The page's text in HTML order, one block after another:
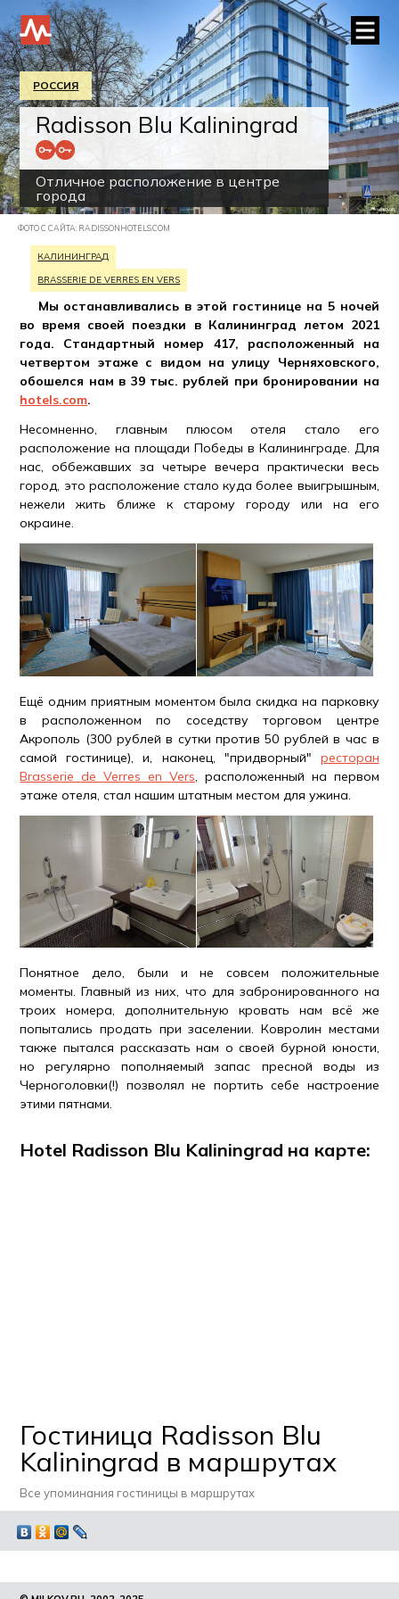
РОССИЯ
Radisson Blu Kaliningrad
Отличное расположение в центре
города
ФОТО С САЙТА: RADISSONHOTELS.COM
КАЛИНИНГРАД
BRASSERIE DE VERRES EN VERS
Мы останавливались в этой гостинице на 5 ночей
во время своей поездки в Калининград летом 2021
года. Стандартный номер 417, расположенный на
четвертом этаже с видом на улицу Черняховского,
обошелся нам в 39 тыс. рублей при бронировании на
hotels.com.
Несомненно, главным плюсом отеля стало его
расположение на площади Победы в Калининграде. Для
нас, оббежавших за четыре вечера практически весь
город, это расположение стало куда более выигрышным,
нежели жить ближе к старому городу или на его
окраине.
Ещё одним приятным моментом была скидка на парковку
в расположенном по соседству торговом центре
Акрополь (300 рублей в сутки против 50 рублей в час в
самой гостинице), и, наконец, "придворный" ресторан
Brasserie de Verres en Vers , расположенный на первом
этаже отеля, стал нашим штатным местом для ужина.
Понятное дело, были и не совсем положительные
моменты. Главный из них, что для забронированного на
троих номера, дополнительную кровать нам всё же
попытались продать при заселении. Ковролин местами
также пытался рассказать нам о своей бурной юности,
но регулярно пополняемый запас пресной воды из
Черноголовки(!) позволял не портить себе настроение
этими пятнами.
Hotel Radisson Blu Kaliningrad на карте:
Гостиница Radisson Blu
Kaliningrad в маршрутах
Все упоминания гостиницы в маршрутах